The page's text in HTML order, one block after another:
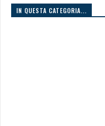
IN QUESTA CATEGORIA...